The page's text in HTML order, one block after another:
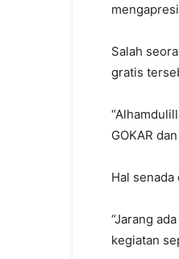
Salah
gratis
GOKAR
Hal
“Jarang
kegiatan